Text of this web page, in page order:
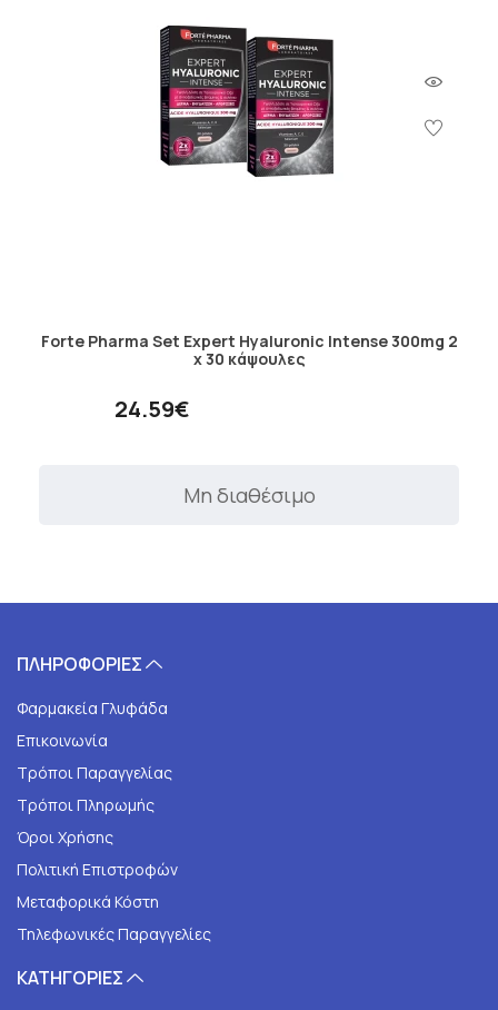
Forte Pharma Set Expert Hyaluronic Intense 300mg 2
x 30 κάψουλες
24.59€
Μη διαθέσιμο
ΠΛΗΡΟΦΟΡΙΕΣ
Φαρμακεία Γλυφάδα
Επικοινωνία
Τρόποι Παραγγελίας
Τρόποι Πληρωμής
Όροι Χρήσης
Πολιτική Επιστροφών
Μεταφορικά Κόστη
Τηλεφωνικές Παραγγελίες
ΚΑΤΗΓΟΡΙΕΣ